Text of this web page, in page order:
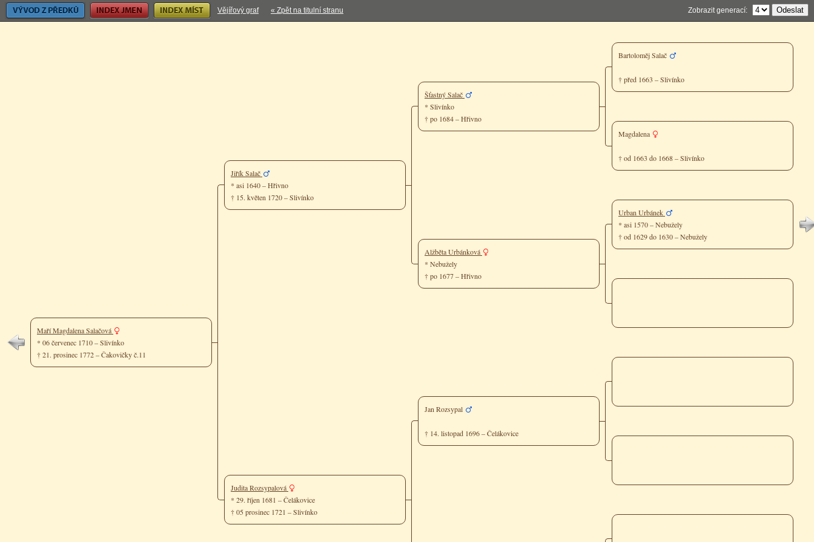
Vývod z předků Index jmen Index míst Vějířový graf « Zpět na titulní stranu Zobrazit generací:
Maří Magdalena Salačová
* 06 červenec 1710 – Slivínko
† 21. prosinec 1772 – Čakovičky č.11
Jiřík Salač
* asi 1640 – Hřivno
† 15. květen 1720 – Slivínko
Judita Rozsypalová
* 29. říjen 1681 – Čelákovice
† 05 prosinec 1721 – Slivínko
Šťastný Salač
* Slivínko
† po 1684 – Hřivno
Alžběta Urbánková
* Nebužely
† po 1677 – Hřivno
Jan Rozsypal
† 14. listopad 1696 – Čelákovice
Bartoloměj Salač
† před 1663 – Slivínko
Magdalena
† od 1663 do 1668 – Slivínko
Urban Urbánek
* asi 1570 – Nebužely
† od 1629 do 1630 – Nebužely